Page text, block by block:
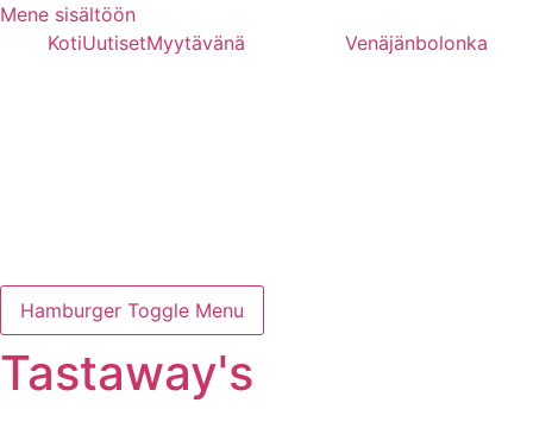
Mene sisältöön
KotiUutisetMyytävänä Venäjänbolonka
Hamburger Toggle Menu
Tastaway's